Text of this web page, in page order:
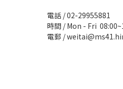
電話 / 02-29955881
時間 / Mon - Fri
電郵 /